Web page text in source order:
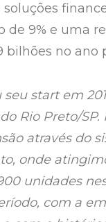
de 9% e uma
bilhões no ano
seu start em
Rio Preto/
através do
onde
unidades
com a